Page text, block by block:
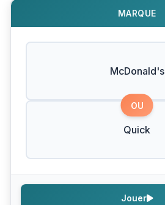
MARQUE
McDonald's
OU
Quick
Jouer